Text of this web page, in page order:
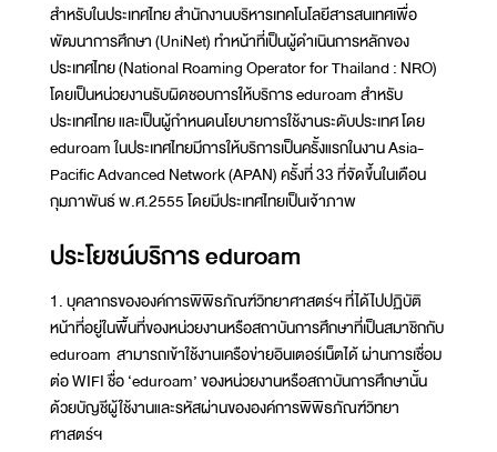
สำหรับในประเทศไทย สำนักงานบริหารเทคโนโลยีสารสนเทศเพื่อ
พัฒนาการศึกษา (UniNet) ทำหน้าที่เป็นผู้ดำเนินการหลักของ
ประเทศไทย (National Roaming Operator for Thailand : NRO)
โดยเป็นหน่วยงานรับผิดชอบการให้บริการ eduroam สำหรับ
ประเทศไทย และเป็นผู้กำหนดนโยบายการใช้งานระดับประเทศ โดย
eduroam ในประเทศไทยมีการให้บริการเป็นครั้งแรกในงาน Asia-
Pacific Advanced Network (APAN) ครั้งที่ 33 ที่จัดขึ้นในเดือน
กุมภาพันธ์ พ.ศ.2555 โดยมีประเทศไทยเป็นเจ้าภาพ
ประโยชน์บริการ eduroam
1. บุคลากรขององค์การพิพิธภัณฑ์วิทยาศาสตร์ฯ ที่ได้ไปปฏิบัติ
หน้าที่อยู่ในพื้นที่ของหน่วยงานหรือสถาบันการศึกษาที่เป็นสมาชิกกับ
eduroam สามารถเข้าใช้งานเครือข่ายอินเตอร์เน็ตได้ ผ่านการเชื่อม
ต่อ WIFI ชื่อ ‘eduroam’ ของหน่วยงานหรือสถาบันการศึกษานั้น
ด้วยบัญชีผู้ใช้งานและรหัสผ่านขององค์การพิพิธภัณฑ์วิทยา
ศาสตร์ฯ